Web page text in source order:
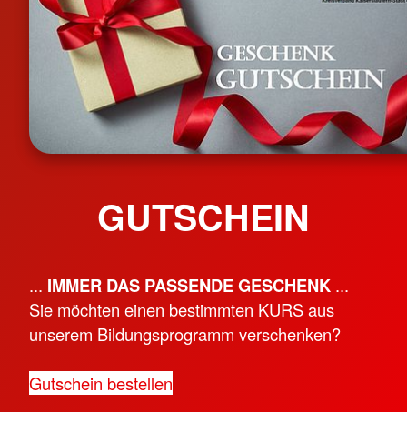
GUTSCHEIN
... IMMER DAS PASSENDE GESCHENK ...
Sie möchten einen bestimmten KURS aus
unserem Bildungsprogramm verschenken?
Gutschein bestellen